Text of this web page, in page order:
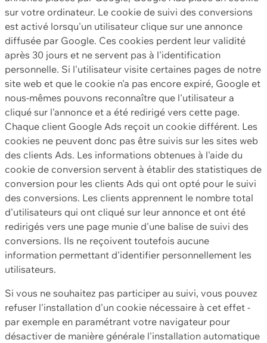
sur votre ordinateur. Le cookie de suivi des conversions
est activé lorsqu'un utilisateur clique sur une annonce
diffusée par Google. Ces cookies perdent leur validité
après 30 jours et ne servent pas à l'identification
personnelle. Si l'utilisateur visite certaines pages de notre
site web et que le cookie n'a pas encore expiré, Google et
nous-mêmes pouvons reconnaître que l'utilisateur a
cliqué sur l'annonce et a été redirigé vers cette page.
Chaque client Google Ads reçoit un cookie différent. Les
cookies ne peuvent donc pas être suivis sur les sites web
des clients Ads. Les informations obtenues à l'aide du
cookie de conversion servent à établir des statistiques de
conversion pour les clients Ads qui ont opté pour le suivi
des conversions. Les clients apprennent le nombre total
d'utilisateurs qui ont cliqué sur leur annonce et ont été
redirigés vers une page munie d'une balise de suivi des
conversions. Ils ne reçoivent toutefois aucune
information permettant d'identifier personnellement les
utilisateurs.
Si vous ne souhaitez pas participer au suivi, vous pouvez
refuser l'installation d'un cookie nécessaire à cet effet -
par exemple en paramétrant votre navigateur pour
désactiver de manière générale l'installation automatique